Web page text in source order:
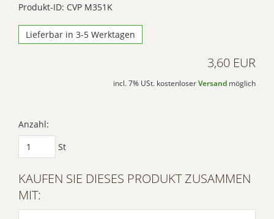
Produkt-ID: CVP M351K
Lieferbar in 3-5 Werktagen
3,60 EUR
incl. 7% USt. kostenloser Versand möglich
Anzahl:
St
KAUFEN SIE DIESES PRODUKT ZUSAMMEN
MIT: